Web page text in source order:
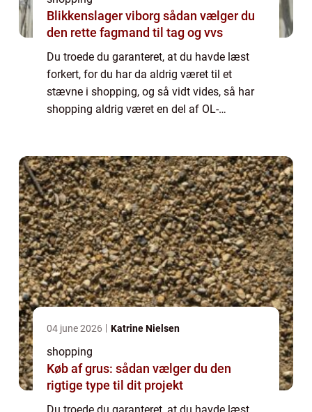
Blikkenslager viborg sådan vælger du
den rette fagmand til tag og vvs
Du troede du garanteret, at du havde læst
forkert, for du har da aldrig været til et
stævne i shopping, og så vidt vides, så har
shopping aldrig været en del af OL-
kor...
04 june 2026 Katrine Nielsen
shopping
Køb af grus: sådan vælger du den
rigtige type til dit projekt
Du troede du garanteret, at du havde læst